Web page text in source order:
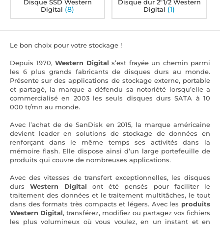
Le bon choix pour votre stockage !
Depuis 1970, Western Digital s’est frayée un chemin parmi
les 6 plus grands fabricants de disques durs au monde.
Présente sur des applications de stockage externe, portable
et partagé, la marque a défendu sa notoriété lorsqu’elle a
commercialisé en 2003 les seuls disques durs SATA à 10
000 tr/mn au monde.
Avec l’achat de de SanDisk en 2015, la marque américaine
devient leader en solutions de stockage de données en
renforçant dans le même temps ses activités dans la
mémoire flash. Elle dispose ainsi d’un large portefeuille de
produits qui couvre de nombreuses applications.
Avec des vitesses de transfert exceptionnelles, les disques
dursWestern Digital ont été pensés pour faciliter le
traitement des données et le traitement multitâches, le tout
dans des formats très compacts et légers. Avec les produits
Western Digital, transférez, modifiez ou partagez vos fichiers
les plus volumineux où vous voulez, en un instant et en
Disque SSD Western
Digital (8)
Disque dur 2"1/2 Western
Digital (1)